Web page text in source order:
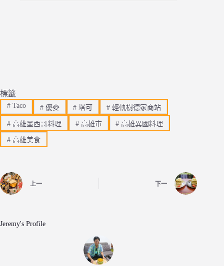
標籤
#Taco #優麥 # 塔可 # 輕軌樹德家商站
#高雄墨西哥料理 #高雄市 # 高雄異國料理
#高雄美食
上一 下一
Jeremy's Profile